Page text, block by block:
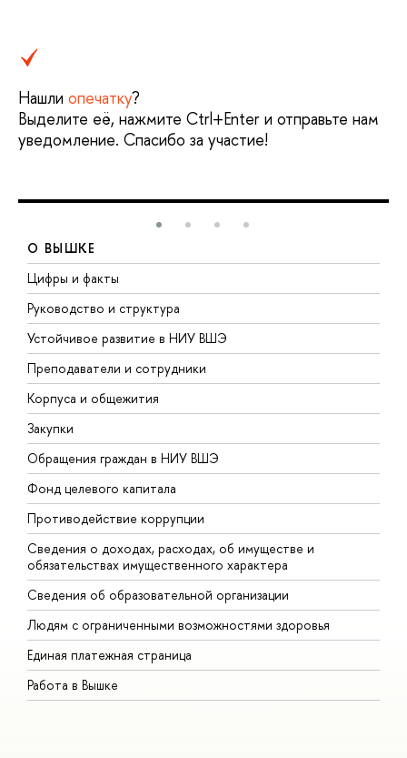
Нашли опечатку?
Выделите её, нажмите Ctrl+Enter и отправьте нам
уведомление. Спасибо за участие!
О ВЫШКЕ
Цифры и факты
Руководство и структура
Устойчивое развитие в НИУ ВШЭ
Преподаватели и сотрудники
Корпуса и общежития
Закупки
Обращения граждан в НИУ ВШЭ
Фонд целевого капитала
Противодействие коррупции
Сведения о доходах, расходах, об имуществе и
обязательствах имущественного характера
Сведения об образовательной организации
Людям с ограниченными возможностями здоровья
Единая платежная страница
Работа в Вышке